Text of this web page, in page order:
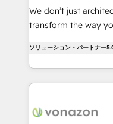
Canada, Germany,
South Africa. Certified compliant with ISO/IEC
international offices
We don’t just
transform the way
creating tailored,
accelerate growth,
and ensure faster time
day one, our team
ソリューション・パートナー